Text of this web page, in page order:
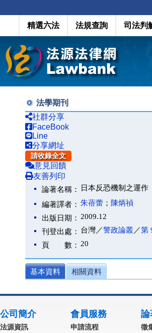
精選六法 法規查詢 司法判
法學期刊
社群分享
FaceBook
Line
分享網址
請收錄全文
意見回饋
友善列印
論著名稱： 日本反恐機制之運作
編著譯者： 朱蓓蕾 ； 陳炳禎
出版日期： 2009.12
刊登出處： 台灣／警政論叢／第
頁 數： 20
基本資料 相關資料
公司簡介
法源資訊
會員服務
申請流程
論
徵